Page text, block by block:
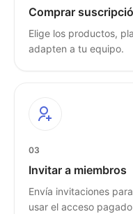
Comprar
Elige los productos,
adapten a tu equipo.
03
Invitar a miembros
Envía invitaciones
usar el acceso